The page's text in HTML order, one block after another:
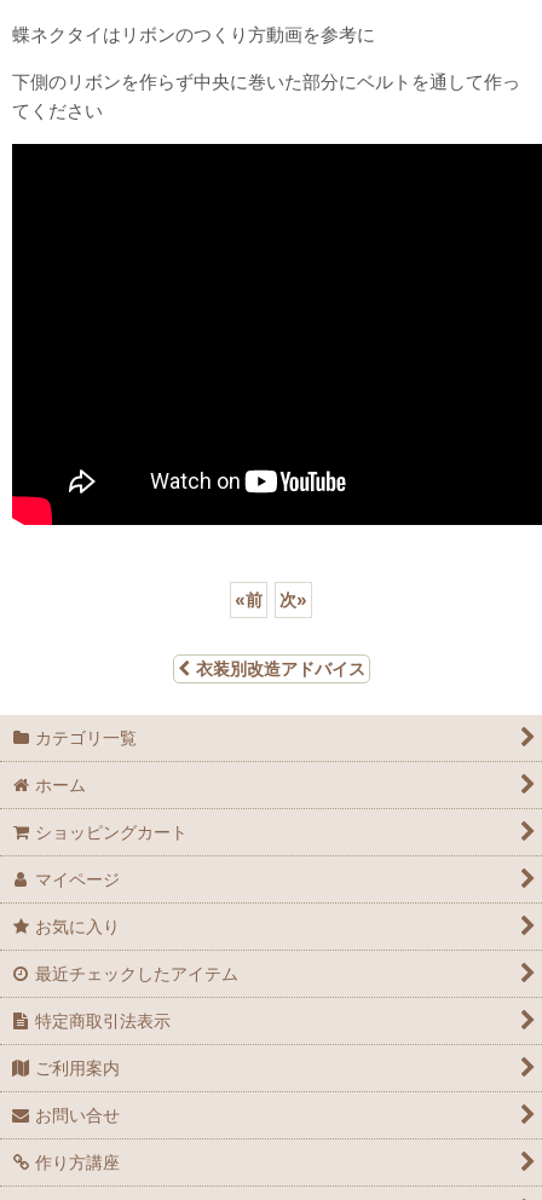
蝶ネクタイはリボンのつくり方動画を参考に
下側のリボンを作らず中央に巻いた部分にベルトを通して作っ
てください
«前 次»
衣装別改造アドバイス
カテゴリ一覧
ホーム
ショッピングカート
マイページ
お気に入り
最近チェックしたアイテム
特定商取引法表示
ご利用案内
お問い合せ
作り方講座